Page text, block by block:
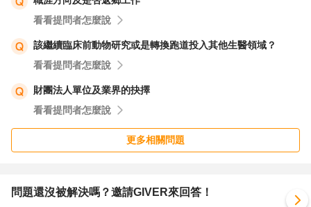
看看提問者怎麼說
該繼續臨床前動物研究或是轉換跑道投入其他生醫領域？
看看提問者怎麼說
財團法人單位及業界的抉擇
看看提問者怎麼說
更多相關問題
問題還沒被解決嗎？邀請GIVER來回答！